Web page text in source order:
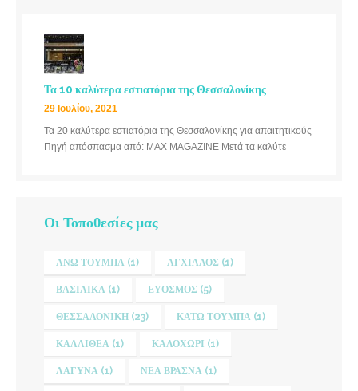
Τα 10 καλύτερα εστιατόρια της Θεσσαλονίκης
29 Ιουλίου, 2021
Τα 20 καλύτερα εστιατόρια της Θεσσαλονίκης για απαιτητικούς
Πηγή απόσπασμα από: MAX MAGAZINE Μετά τα καλύτε
Οι Τοποθεσίες μας
ΆΝΩ ΤΟΎΜΠΑ (1) ΑΓΧΊΑΛΟΣ (1)
ΒΑΣΙΛΙΚΆ (1) ΕΎΟΣΜΟΣ (5)
ΘΕΣΣΑΛΟΝΊΚΗ (23) ΚΆΤΩ ΤΟΎΜΠΑ (1)
ΚΑΛΛΙΘΈΑ (1) ΚΑΛΟΧΏΡΙ (1)
ΛΑΓΥΝΆ (1) ΝΈΑ ΒΡΑΣΝΆ (1)